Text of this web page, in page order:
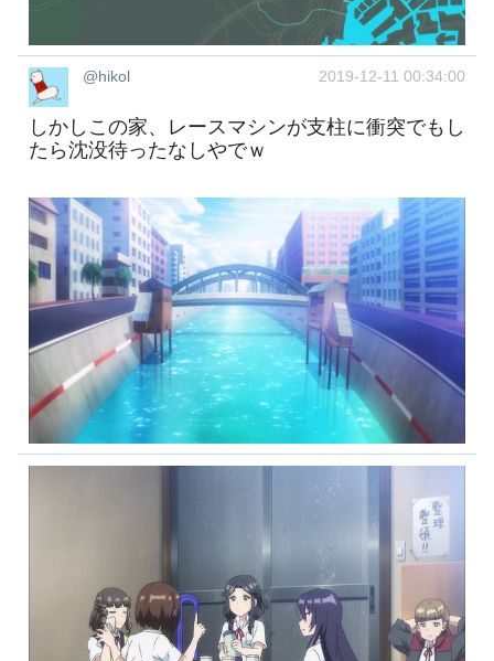
@hikol 2019-12-11 00:34:00
しかしこの家、レースマシンが支柱に衝突でもし
たら沈没待ったなしやでｗ